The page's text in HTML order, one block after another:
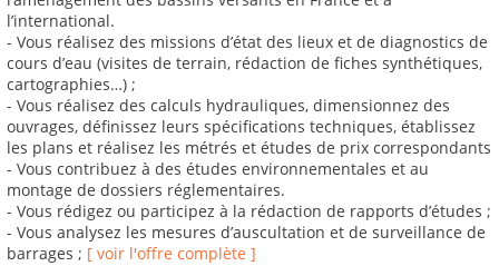
l’international.
- Vous réalisez des missions d’état des lieux et de diagnostics de
cours d’eau (visites de terrain, rédaction de fiches synthétiques,
cartographies…) ;
- Vous réalisez des calculs hydrauliques, dimensionnez des
ouvrages, définissez leurs spécifications techniques, établissez
les plans et réalisez les métrés et études de prix correspondants
- Vous contribuez à des études environnementales et au
montage de dossiers réglementaires.
- Vous rédigez ou participez à la rédaction de rapports d’études ;
- Vous analysez les mesures d’auscultation et de surveillance de
barrages ; [ voir l'offre complète ]